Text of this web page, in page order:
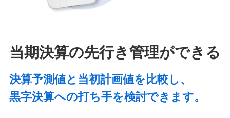
当期決算の先行き管理ができる
決算予測値と当初計画値を比較し、
黒字決算への打ち手を検討できます。